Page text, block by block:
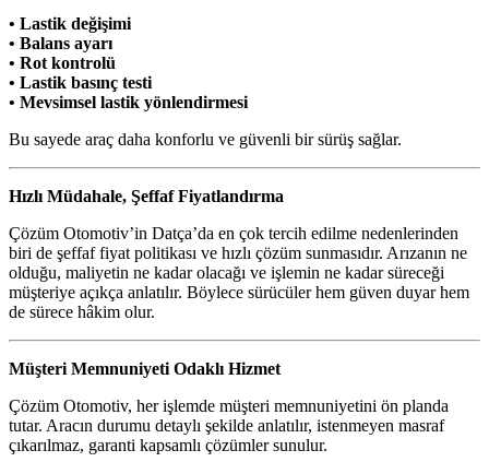
• Lastik değişimi
• Balans ayarı
• Rot kontrolü
• Lastik basınç testi
• Mevsimsel lastik yönlendirmesi
Bu sayede araç daha konforlu ve güvenli bir sürüş sağlar.
Hızlı Müdahale, Şeffaf Fiyatlandırma
Çözüm Otomotiv’in Datça’da en çok tercih edilme nedenlerinden
biri de şeffaf fiyat politikası ve hızlı çözüm sunmasıdır. Arızanın ne
olduğu, maliyetin ne kadar olacağı ve işlemin ne kadar süreceği
müşteriye açıkça anlatılır. Böylece sürücüler hem güven duyar hem
de sürece hâkim olur.
Müşteri Memnuniyeti Odaklı Hizmet
Çözüm Otomotiv, her işlemde müşteri memnuniyetini ön planda
tutar. Aracın durumu detaylı şekilde anlatılır, istenmeyen masraf
çıkarılmaz, garanti kapsamlı çözümler sunulur.